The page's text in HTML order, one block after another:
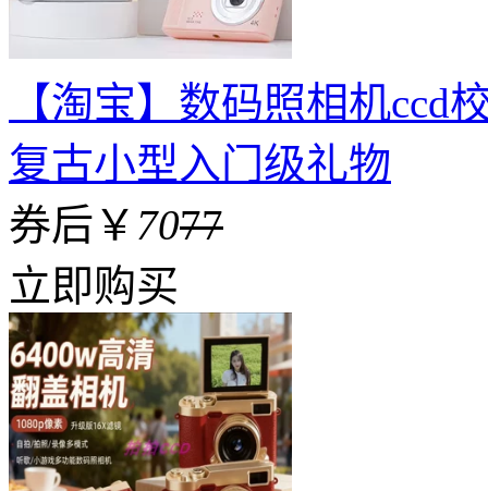
【淘宝】数码照相机ccd
复古小型入门级礼物
券后￥ 7077
立即购买